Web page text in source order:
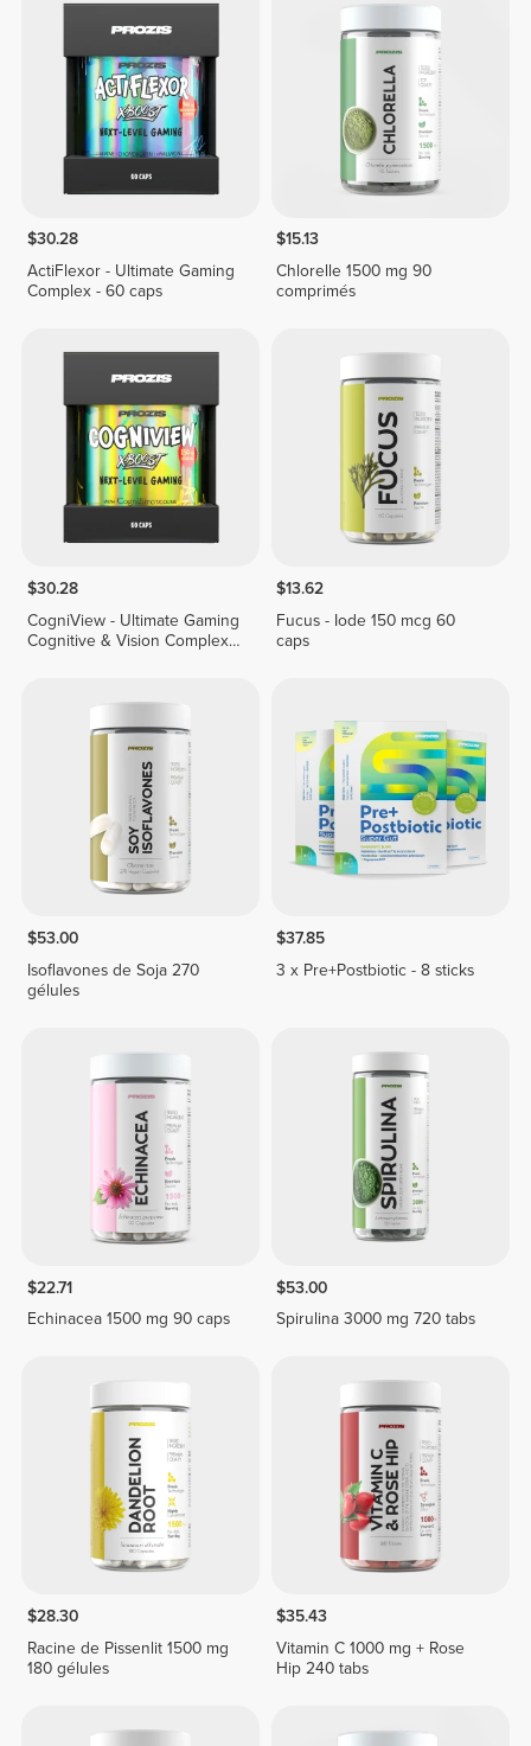
$30.28
ActiFlexor - Ultimate Gaming
Complex - 60 caps
$15.13
Chlorelle 1500 mg 90
comprimés
$30.28
CogniView - Ultimate Gaming
Cognitive & Vision Complex -
$13.62
Fucus - Iode 150 mcg 60
caps
$53.00
Isoflavones de Soja 270
gélules
$37.85
3 x Pre+Postbiotic - 8 sticks
$22.71
Echinacea 1500 mg 90 caps
$53.00
Spirulina 3000 mg 720 tabs
$28.30
Racine de Pissenlit 1500 mg
180 gélules
$35.43
Vitamin C 1000 mg + Rose
Hip 240 tabs